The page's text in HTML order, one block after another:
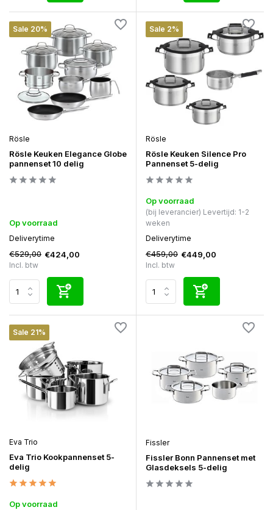
Sale 20%
Rösle
Rösle Keuken Elegance Globe
pannenset 10 delig
Op voorraad
Deliverytime
€529,00 €424,00
Incl. btw
Sale 2%
Rösle
Rösle Keuken Silence Pro
Pannenset 5-delig
Op voorraad
(bij leverancier) Levertijd: 1-2
weken
Deliverytime
€459,00 €449,00
Incl. btw
Sale 21%
Eva Trio
Eva Trio Kookpannenset 5-
delig
Op voorraad
Fissler
Fissler Bonn Pannenset met
Glasdeksels 5-delig